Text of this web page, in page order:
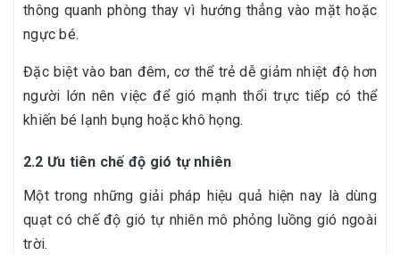
thông quanh phòng thay vì hướng thẳng vào mặt hoặc
ngực bé.
Đặc biệt vào ban đêm, cơ thể trẻ dễ giảm nhiệt độ hơn
người lớn nên việc để gió mạnh thổi trực tiếp có thể
khiến bé lạnh bụng hoặc khô họng.
2.2 Ưu tiên chế độ gió tự nhiên
Một trong những giải pháp hiệu quả hiện nay là dùng
quạt có chế độ gió tự nhiên mô phỏng luồng gió ngoài
trời.